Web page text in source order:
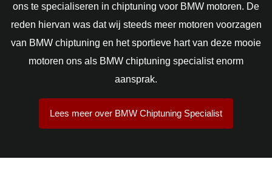
ons te specialiseren in chiptuning voor BMW motoren. De
reden hiervan was dat wij steeds meer motoren voorzagen
van BMW chiptuning en het sportieve hart van deze mooie
motoren ons als BMW chiptuning specialist enorm
aansprak.
Lees meer over BMW Chiptuning Specialist